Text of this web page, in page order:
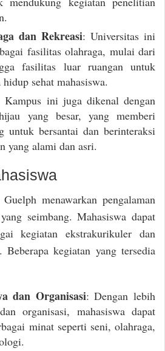
dan Rekreasi: Universitas ini
fasilitas olahraga, mulai dari
fasilitas luar ruangan untuk
sehat mahasiswa.
Kampus ini juga dikenal dengan
yang besar, yang memberi
untuk bersantai dan berinteraksi
yang alami dan asri.
menawarkan pengalaman
seimbang. Mahasiswa dapat
kegiatan ekstrakurikuler dan
kegiatan yang tersedia
dan Organisasi: Dengan lebih
organisasi, mahasiswa dapat
minat seperti seni, olahraga,